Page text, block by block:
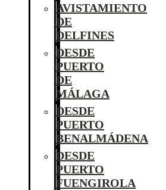
AVISTAMIENTO
DE
DELFINES
DESDE
PUERTO
DE
MÁLAGA
DESDE
PUERTO
BENALMÁDENA
DESDE
PUERTO
FUENGIROLA